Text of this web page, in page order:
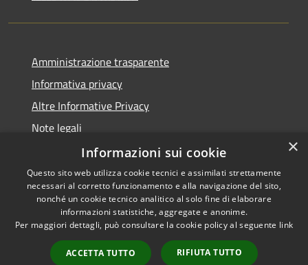
Amministrazione trasparente
Informativa privacy
Altre Informative Privacy
Note legali
Dichiarazione di accessibilità
RSS
Accessibilità
Copyright © 2026 • Comune di
Municipium•
Accesso
×
Informazioni sui cookie
Questo sito web utilizza cookie tecnici e assimilati strettamente
necessari al corretto funzionamento e alla navigazione del sito,
nonché un cookie tecnico analitico al solo fine di elaborare
informazioni statistiche, aggregate e anonime.
Per maggiori dettagli, può consultare la cookie policy al seguente link
ACCETTA TUTTO RIFIUTA TUTTO